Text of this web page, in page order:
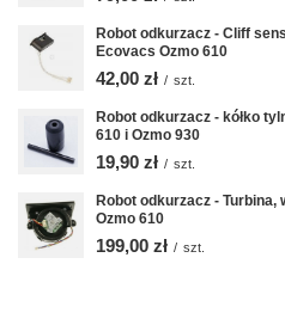
Robot odkurzacz - Cliff
Ecovacs Ozmo 610
42,00 zł / szt.
Robot odkurzacz - kółko
610 i Ozmo 930
19,90 zł / szt.
Robot odkurzacz -
Ozmo 610
199,00 zł / szt.